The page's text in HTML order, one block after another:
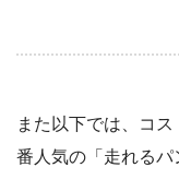
また以下では、コ
番人気の「走れる